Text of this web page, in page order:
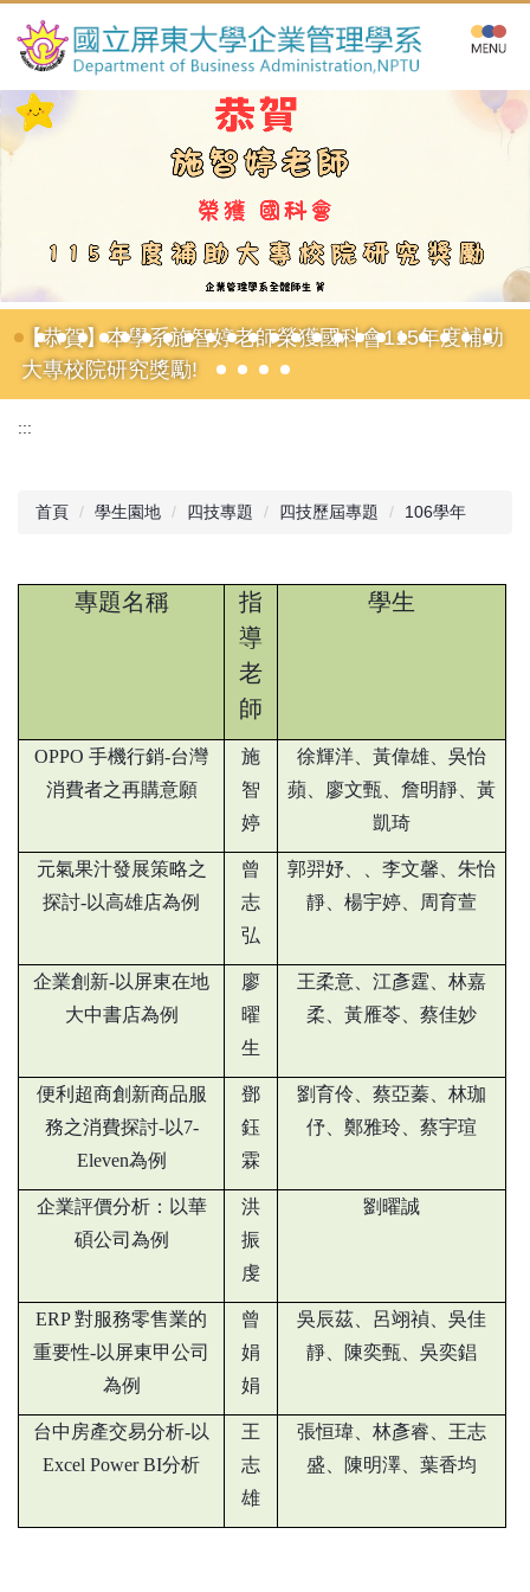
到
主
要
內
容
【恭賀】本學系施智婷老師榮獲國科會115年度補助
大專校院研究獎勵!
:::
首頁 學生園地 四技專題 四技歷屆專題 106學年
專題名稱
指
導
老
師
學生
OPPO 手機行銷-台灣
消費者之再購意願
施
智
婷
徐輝洋、黃偉雄、吳怡
蘋、廖文甄、詹明靜、黃
凱琦
元氣果汁發展策略之
探討-以高雄店為例
曾
志
弘
郭羿妤、、李文馨、朱怡
靜、楊宇婷、周育萱
企業創新-以屏東在地
大中書店為例
廖
曜
生
王柔意、江彥霆、林嘉
柔、黃雁苓、蔡佳妙
便利超商創新商品服
務之消費探討-以7-
Eleven為例
鄧
鈺
霖
劉育伶、蔡亞蓁、林珈
伃、鄭雅玲、蔡宇瑄
企業評價分析：以華
碩公司為例
洪
振
虔
劉曜誠
ERP對服務零售業的
重要性-以屏東甲公司
為例
曾
娟
娟
吳辰茲、呂翊禎、吳佳
靜、陳奕甄、吳奕錩
台中房產交易分析-以
Excel Power BI分析
王
志
雄
張恒瑋、林彥睿、王志
盛、陳明澤、葉香均